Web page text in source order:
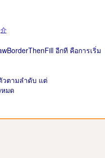
介
อีกที คือการเริ่ม
วตามลำดับ แต่
มด